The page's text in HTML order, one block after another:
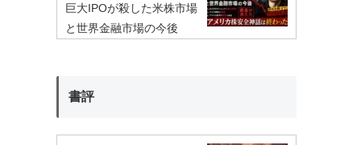
巨大IPOが殺した米株市場
と世界金融市場の今後
書評